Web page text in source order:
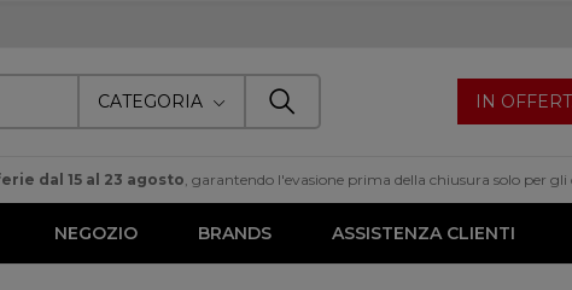
CATEGORIA IN
dal 15 al 23 agosto , garantendo l'evasione prima della chiusura solo per
NEGOZIO BRANDS ASSISTENZA CLIENTI